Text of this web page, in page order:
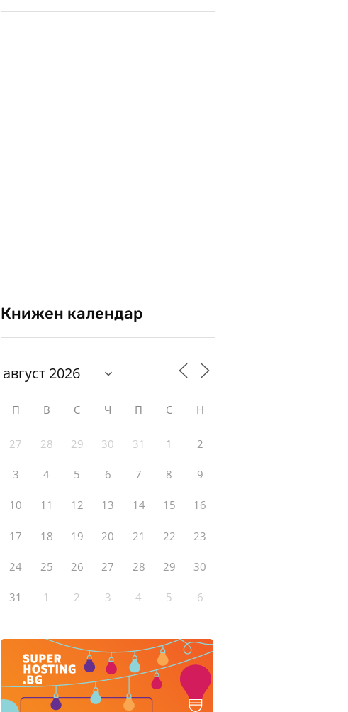
Книжен календар
П В С Ч П С Н
27 28 29 30 31 1 2
3 4 5 6 7 8 9
10 11 12 13 14 15 16
17 18 19 20 21 22 23
24 25 26 27 28 29 30
31 1 2 3 4 5 6